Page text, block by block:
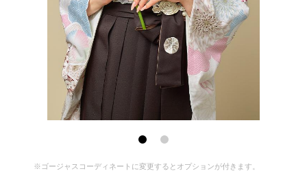
※ゴージャスコーディネートに変更するとオプションが付きます。